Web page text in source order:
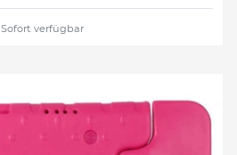
Sofort verfügbar